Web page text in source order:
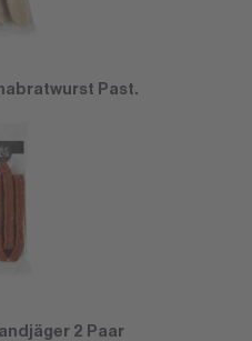
Past.
2 Paar